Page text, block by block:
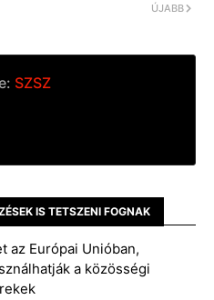
ÚJABB
SZSZ
IS TETSZENI FOGNAK
az Európai Unióban,
a közösségi